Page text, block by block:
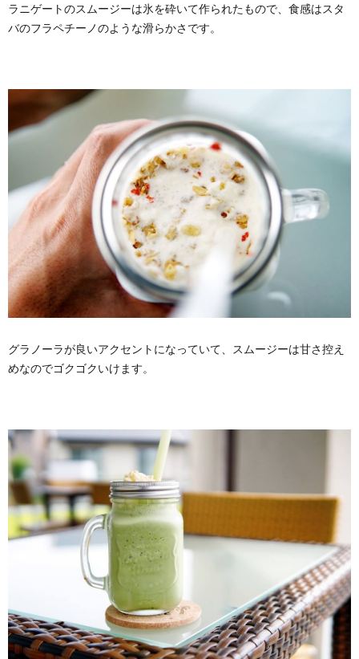
ラニゲートのスムージーは氷を砕いて作られたもので、食感はスタ
バのフラペチーノのような滑らかさです。
グラノーラが良いアクセントになっていて、スムージーは甘さ控え
めなのでゴクゴクいけます。